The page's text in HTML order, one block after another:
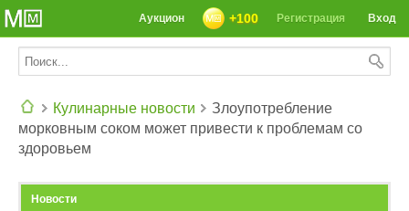
Вход
Регистрация
+100
Аукцион
Кулинарные новости
Злоупотребление
морковным соком может привести к проблемам со
здоровьем
Новости